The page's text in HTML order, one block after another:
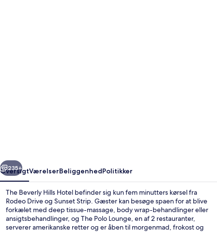
Næste
235+
OversigtVærelserBeliggenhedPolitikker
The Beverly Hills Hotel befinder sig kun fem minutters kørsel fra
Rodeo Drive og Sunset Strip. Gæster kan besøge spaen for at blive
forkælet med deep tissue-massage, body wrap-behandlinger eller
ansigtsbehandlinger, og The Polo Lounge, en af 2 restauranter,
serverer amerikanske retter og er åben til morgenmad, frokost og